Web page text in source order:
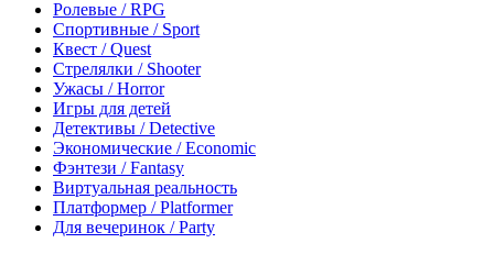
Ролевые / RPG
Спортивные / Sport
Квест / Quest
Стрелялки / Shooter
Ужасы / Horror
Игры для детей
Детективы / Detective
Экономические / Economic
Фэнтези / Fantasy
Виртуальная реальность
Платформер / Platformer
Для вечеринок / Party